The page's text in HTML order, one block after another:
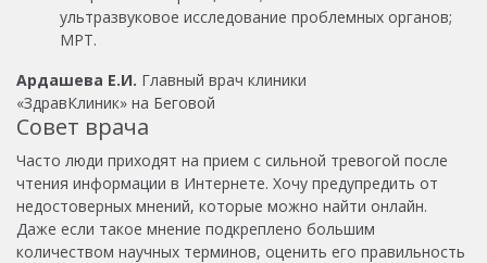
ультразвуковое исследование проблемных органов;
МРТ.
Ардашева Е.И. Главный врач клиники
«ЗдравКлиник» на Беговой
Совет врача
Часто люди приходят на прием с сильной тревогой после
чтения информации в Интернете. Хочу предупредить от
недостоверных мнений, которые можно найти онлайн.
Даже если такое мнение подкреплено большим
количеством научных терминов, оценить его правильность